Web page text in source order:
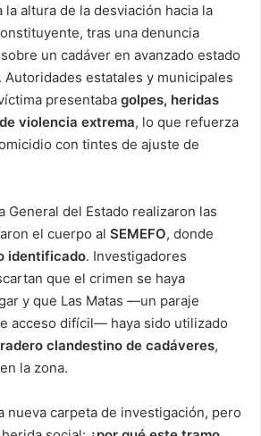
la altura de la desviación hacia la
tras una denuncia
un cadáver en avanzado estado
estatales y municipales
presentaba golpes, heridas
violencia extrema, lo que refuerza
con tintes de ajuste de
General del Estado realizaron las
el cuerpo al SEMEFO, donde
identificado. Investigadores
que el crimen se haya
y que Las Matas —un paraje
acceso difícil— haya sido utilizado
clandestino de cadáveres,
la zona.
nueva carpeta de investigación, pero